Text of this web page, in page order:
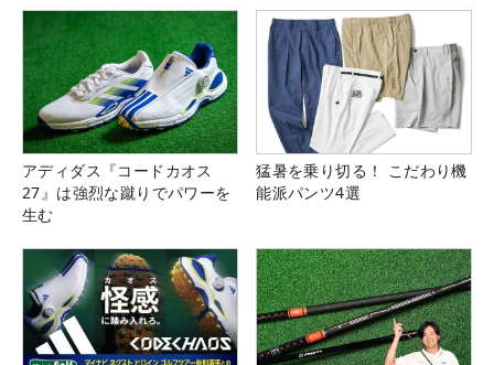
アディダス『コードカオス
27』は強烈な蹴りでパワーを
生む
猛暑を乗り切る！ こだわり機
能派パンツ4選